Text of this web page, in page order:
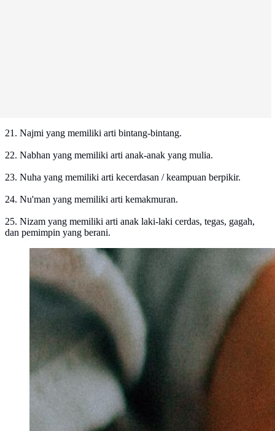
21. Najmi yang memiliki arti bintang-bintang.
22. Nabhan yang memiliki arti anak-anak yang mulia.
23. Nuha yang memiliki arti kecerdasan / keampuan berpikir.
24. Nu'man yang memiliki arti kemakmuran.
25. Nizam yang memiliki arti anak laki-laki cerdas, tegas, gagah,
dan pemimpin yang berani.